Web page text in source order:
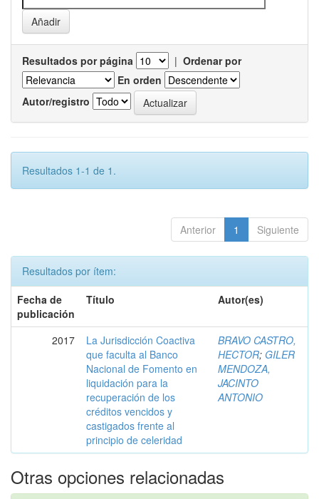
Resultados por página | Ordenar por
En orden
Autor/registro
Resultados 1-1 de 1.
Anterior 1 Siguiente
Resultados por ítem:
Fecha de
publicación
Título Autor(es)
2017
La Jurisdicción Coactiva
que faculta al Banco
Nacional de Fomento en
liquidación para la
recuperación de los
créditos vencidos y
castigados frente al
principio de celeridad
BRAVO CASTRO,
HECTOR; GILER
MENDOZA,
JACINTO
ANTONIO
Otras opciones relacionadas